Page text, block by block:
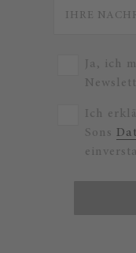
Ja, ich
Ich
Sons